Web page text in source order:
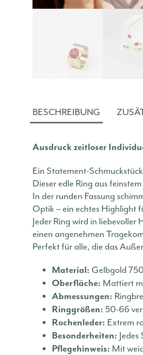
BESCHREIBUNG
Ausdruck zeitloser
Ein Statement-
Dieser edle Ring aus
In der runden Fassung
Optik – ein echtes Highlight
Jeder Ring wird in
einen angenehmen
Perfekt für alle, die das
Material:Gelbgold
Oberfläche: Mattiert
Abmessungen:
Ringgrößen: 50-66
Rochenleder: Extrem
Besonderheiten:
Pflegehinweis: Mit